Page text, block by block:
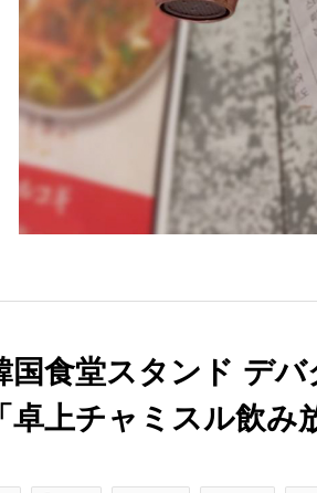
食堂スタンド デ
卓上チャミスル飲み